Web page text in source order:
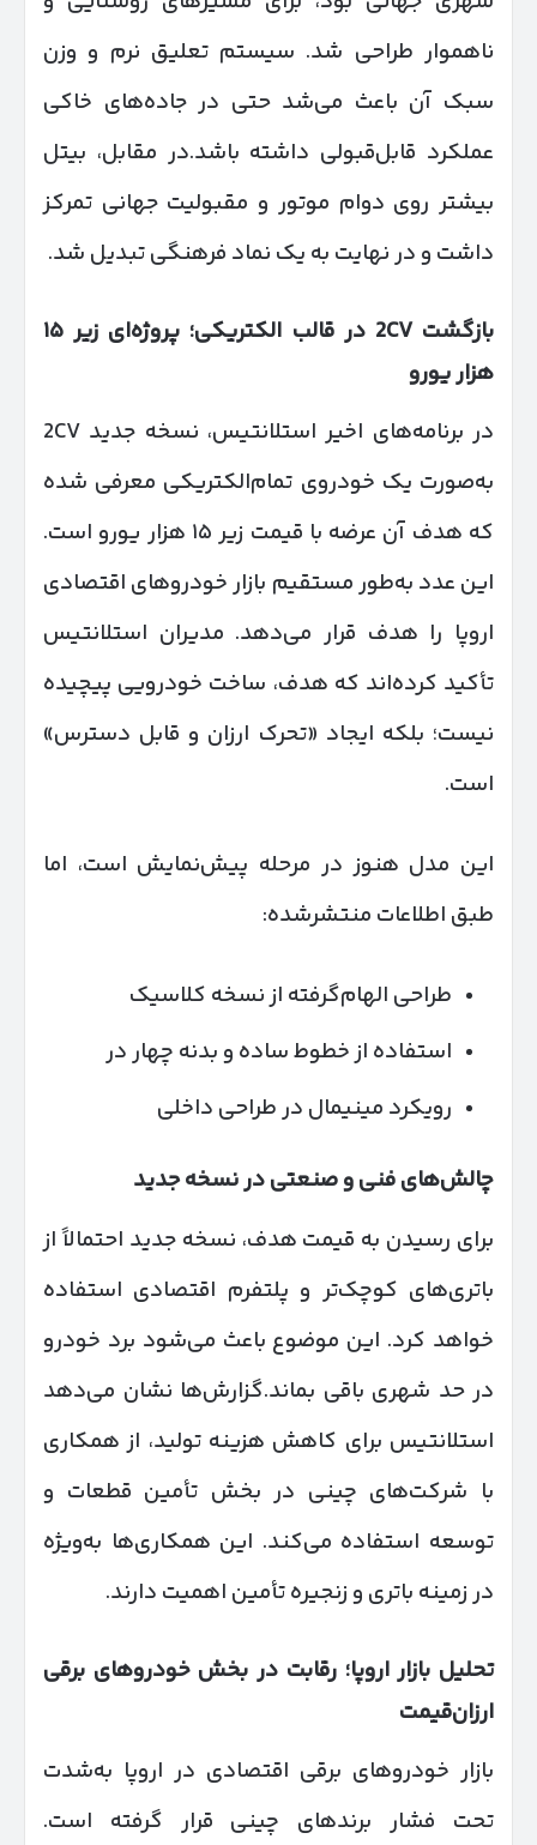
ناهموار طراحی شد. سیستم تعلیق نرم و وزن
سبک آن باعث می‌شد حتی در جاده‌های خاکی
عملکرد قابل‌قبولی داشته باشد.در مقابل، بیتل
بیشتر روی دوام موتور و مقبولیت جهانی تمرکز
داشت و در نهایت به یک نماد فرهنگی تبدیل شد.
بازگشت 2CV در قالب الکتریکی؛ پروژه‌ای زیر ۱۵
هزار یورو
در برنامه‌های اخیر استلانتیس، نسخه جدید 2CV
به‌صورت یک خودروی تمام‌الکتریکی معرفی شده
که هدف آن عرضه با قیمت زیر ۱۵ هزار یورو است.
این عدد به‌طور مستقیم بازار خودروهای اقتصادی
اروپا را هدف قرار می‌دهد. مدیران استلانتیس
تأکید کرده‌اند که هدف، ساخت خودرویی پیچیده
نیست؛ بلکه ایجاد «تحرک ارزان و قابل دسترس»
است.
این مدل هنوز در مرحله پیش‌نمایش است، اما
طبق اطلاعات منتشرشده:
طراحی الهام‌گرفته از نسخه کلاسیک
استفاده از خطوط ساده و بدنه چهار در
رویکرد مینیمال در طراحی داخلی
چالش‌های فنی و صنعتی در نسخه جدید
برای رسیدن به قیمت هدف، نسخه جدید احتمالاً از
باتری‌های کوچک‌تر و پلتفرم اقتصادی استفاده
خواهد کرد. این موضوع باعث می‌شود برد خودرو
در حد شهری باقی بماند.گزارش‌ها نشان می‌دهد
استلانتیس برای کاهش هزینه تولید، از همکاری
با شرکت‌های چینی در بخش تأمین قطعات و
توسعه استفاده می‌کند. این همکاری‌ها به‌ویژه
در زمینه باتری و زنجیره تأمین اهمیت دارند.
تحلیل بازار اروپا؛ رقابت در بخش خودروهای برقی
ارزان‌قیمت
بازار خودروهای برقی اقتصادی در اروپا به‌شدت
تحت فشار برندهای چینی قرار گرفته است.